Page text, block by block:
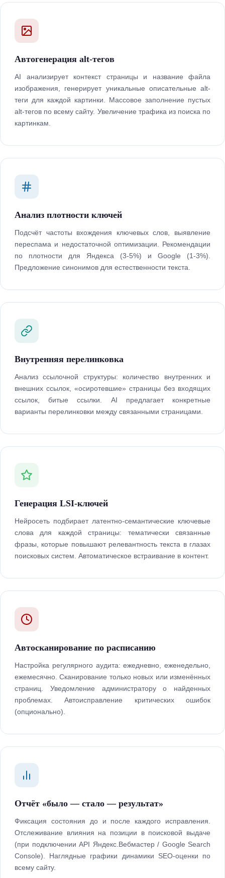
Автогенерация alt-тегов
AI анализирует контекст страницы и название файла
изображения, генерирует уникальные описательные alt-
теги для каждой картинки. Массовое заполнение пустых
alt-тегов по всему сайту. Увеличение трафика из поиска по
картинкам.
Анализ плотности ключей
Подсчёт частоты вхождения ключевых слов, выявление
переспама и недостаточной оптимизации. Рекомендации
по плотности для Яндекса (3-5%) и Google (1-3%).
Предложение синонимов для естественности текста.
Внутренняя перелинковка
Анализ ссылочной структуры: количество внутренних и
внешних ссылок, «осиротевшие» страницы без входящих
ссылок, битые ссылки. AI предлагает конкретные
варианты перелинковки между связанными страницами.
Генерация LSI-ключей
Нейросеть подбирает латентно-семантические ключевые
слова для каждой страницы: тематически связанные
фразы, которые повышают релевантность текста в глазах
поисковых систем. Автоматическое встраивание в контент.
Автосканирование по расписанию
Настройка регулярного аудита: ежедневно, еженедельно,
ежемесячно. Сканирование только новых или изменённых
страниц. Уведомление администратору о найденных
проблемах. Автоисправление критических ошибок
(опционально).
Отчёт «было — стало — результат»
Фиксация состояния до и после каждого исправления.
Отслеживание влияния на позиции в поисковой выдаче
(при подключении API Яндекс.Вебмастер / Google Search
Console). Наглядные графики динамики SEO-оценки по
всему сайту.